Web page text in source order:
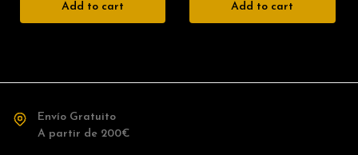
Add to cart Add to cart
Envío Gratuito
A partir de 200€